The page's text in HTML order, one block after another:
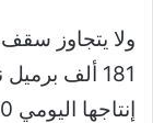
ولا يتجاوز
181 ألف